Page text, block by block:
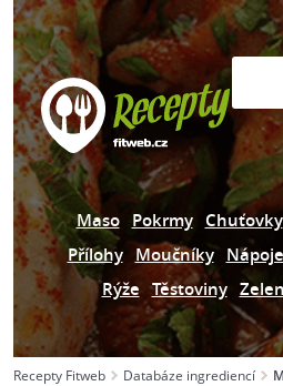
Maso Pokrmy Chuťovky
Přílohy Moučníky Nápoje
Rýže Těstoviny
Recepty Fitweb Databáze ingrediencí